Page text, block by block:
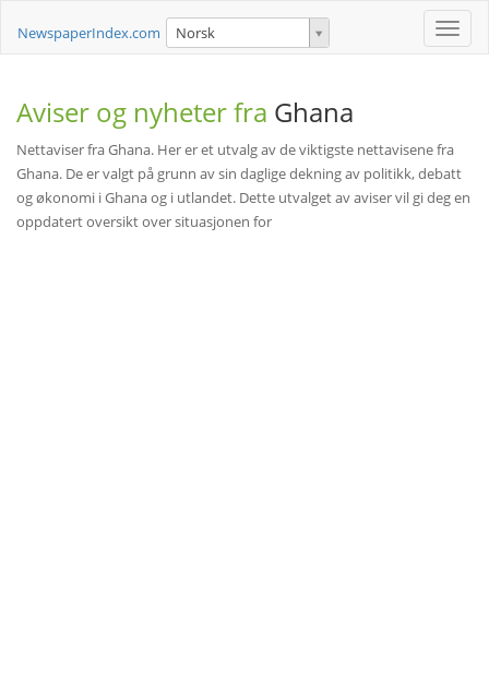
Toggle
NewspaperIndex.com Norsk
Aviser og nyheter fra Ghana
Nettaviser fra Ghana. Her er et utvalg av de viktigste nettavisene fra
Ghana. De er valgt på grunn av sin daglige dekning av politikk, debatt
og økonomi i Ghana og i utlandet. Dette utvalget av aviser vil gi deg en
oppdatert oversikt over situasjonen for